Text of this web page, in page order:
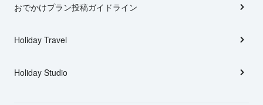
おでかけプラン投稿ガイドライン
Holiday Travel
Holiday Studio